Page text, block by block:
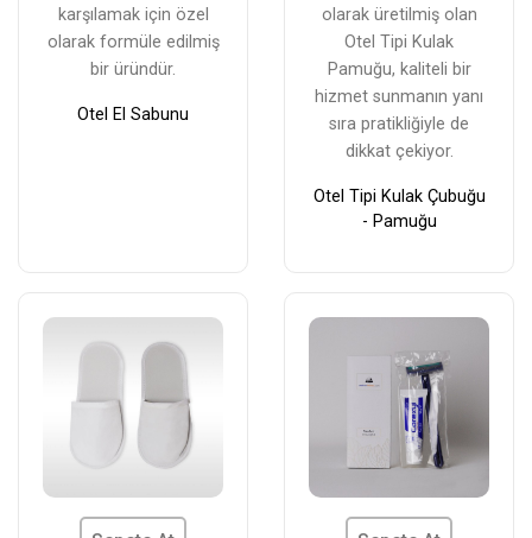
karşılamak için özel
olarak formüle edilmiş
bir üründür.
Otel El Sabunu
olarak üretilmiş olan
Otel Tipi Kulak
Pamuğu, kaliteli bir
hizmet sunmanın yanı
sıra pratikliğiyle de
dikkat çekiyor.
Otel Tipi Kulak Çubuğu
- Pamuğu